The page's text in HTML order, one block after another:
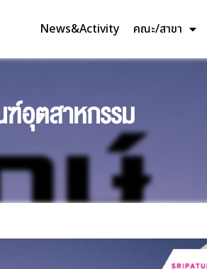
News&Activity คณะ/สาขา
อุตสาหกรรม